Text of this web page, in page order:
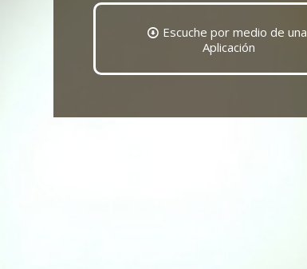
Escuche por medio de una
Aplicación